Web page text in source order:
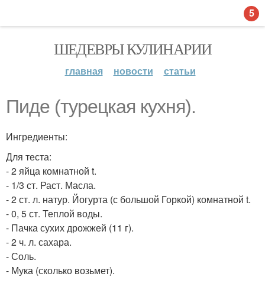
ШЕДЕВРЫ КУЛИНАРИИ
главная новости статьи
Пиде (турецкая кухня).
Ингредиенты:
Для теста:
- 2 яйца комнатной t.
- 1/3 ст. Раст. Масла.
- 2 ст. л. натур. Йогурта (с большой Горкой) комнатной t.
- 0, 5 ст. Теплой воды.
- Пачка сухих дрожжей (11 г).
- 2 ч. л. сахара.
- Соль.
- Мука (сколько возьмет).
5